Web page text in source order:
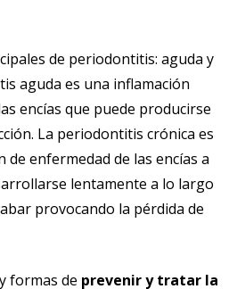
de periodontitis: aguda y
aguda es una inflamación
encías que puede producirse
La periodontitis crónica es
de enfermedad de las encías a
lentamente a lo largo
provocando la pérdida de
formas de prevenir y tratar la